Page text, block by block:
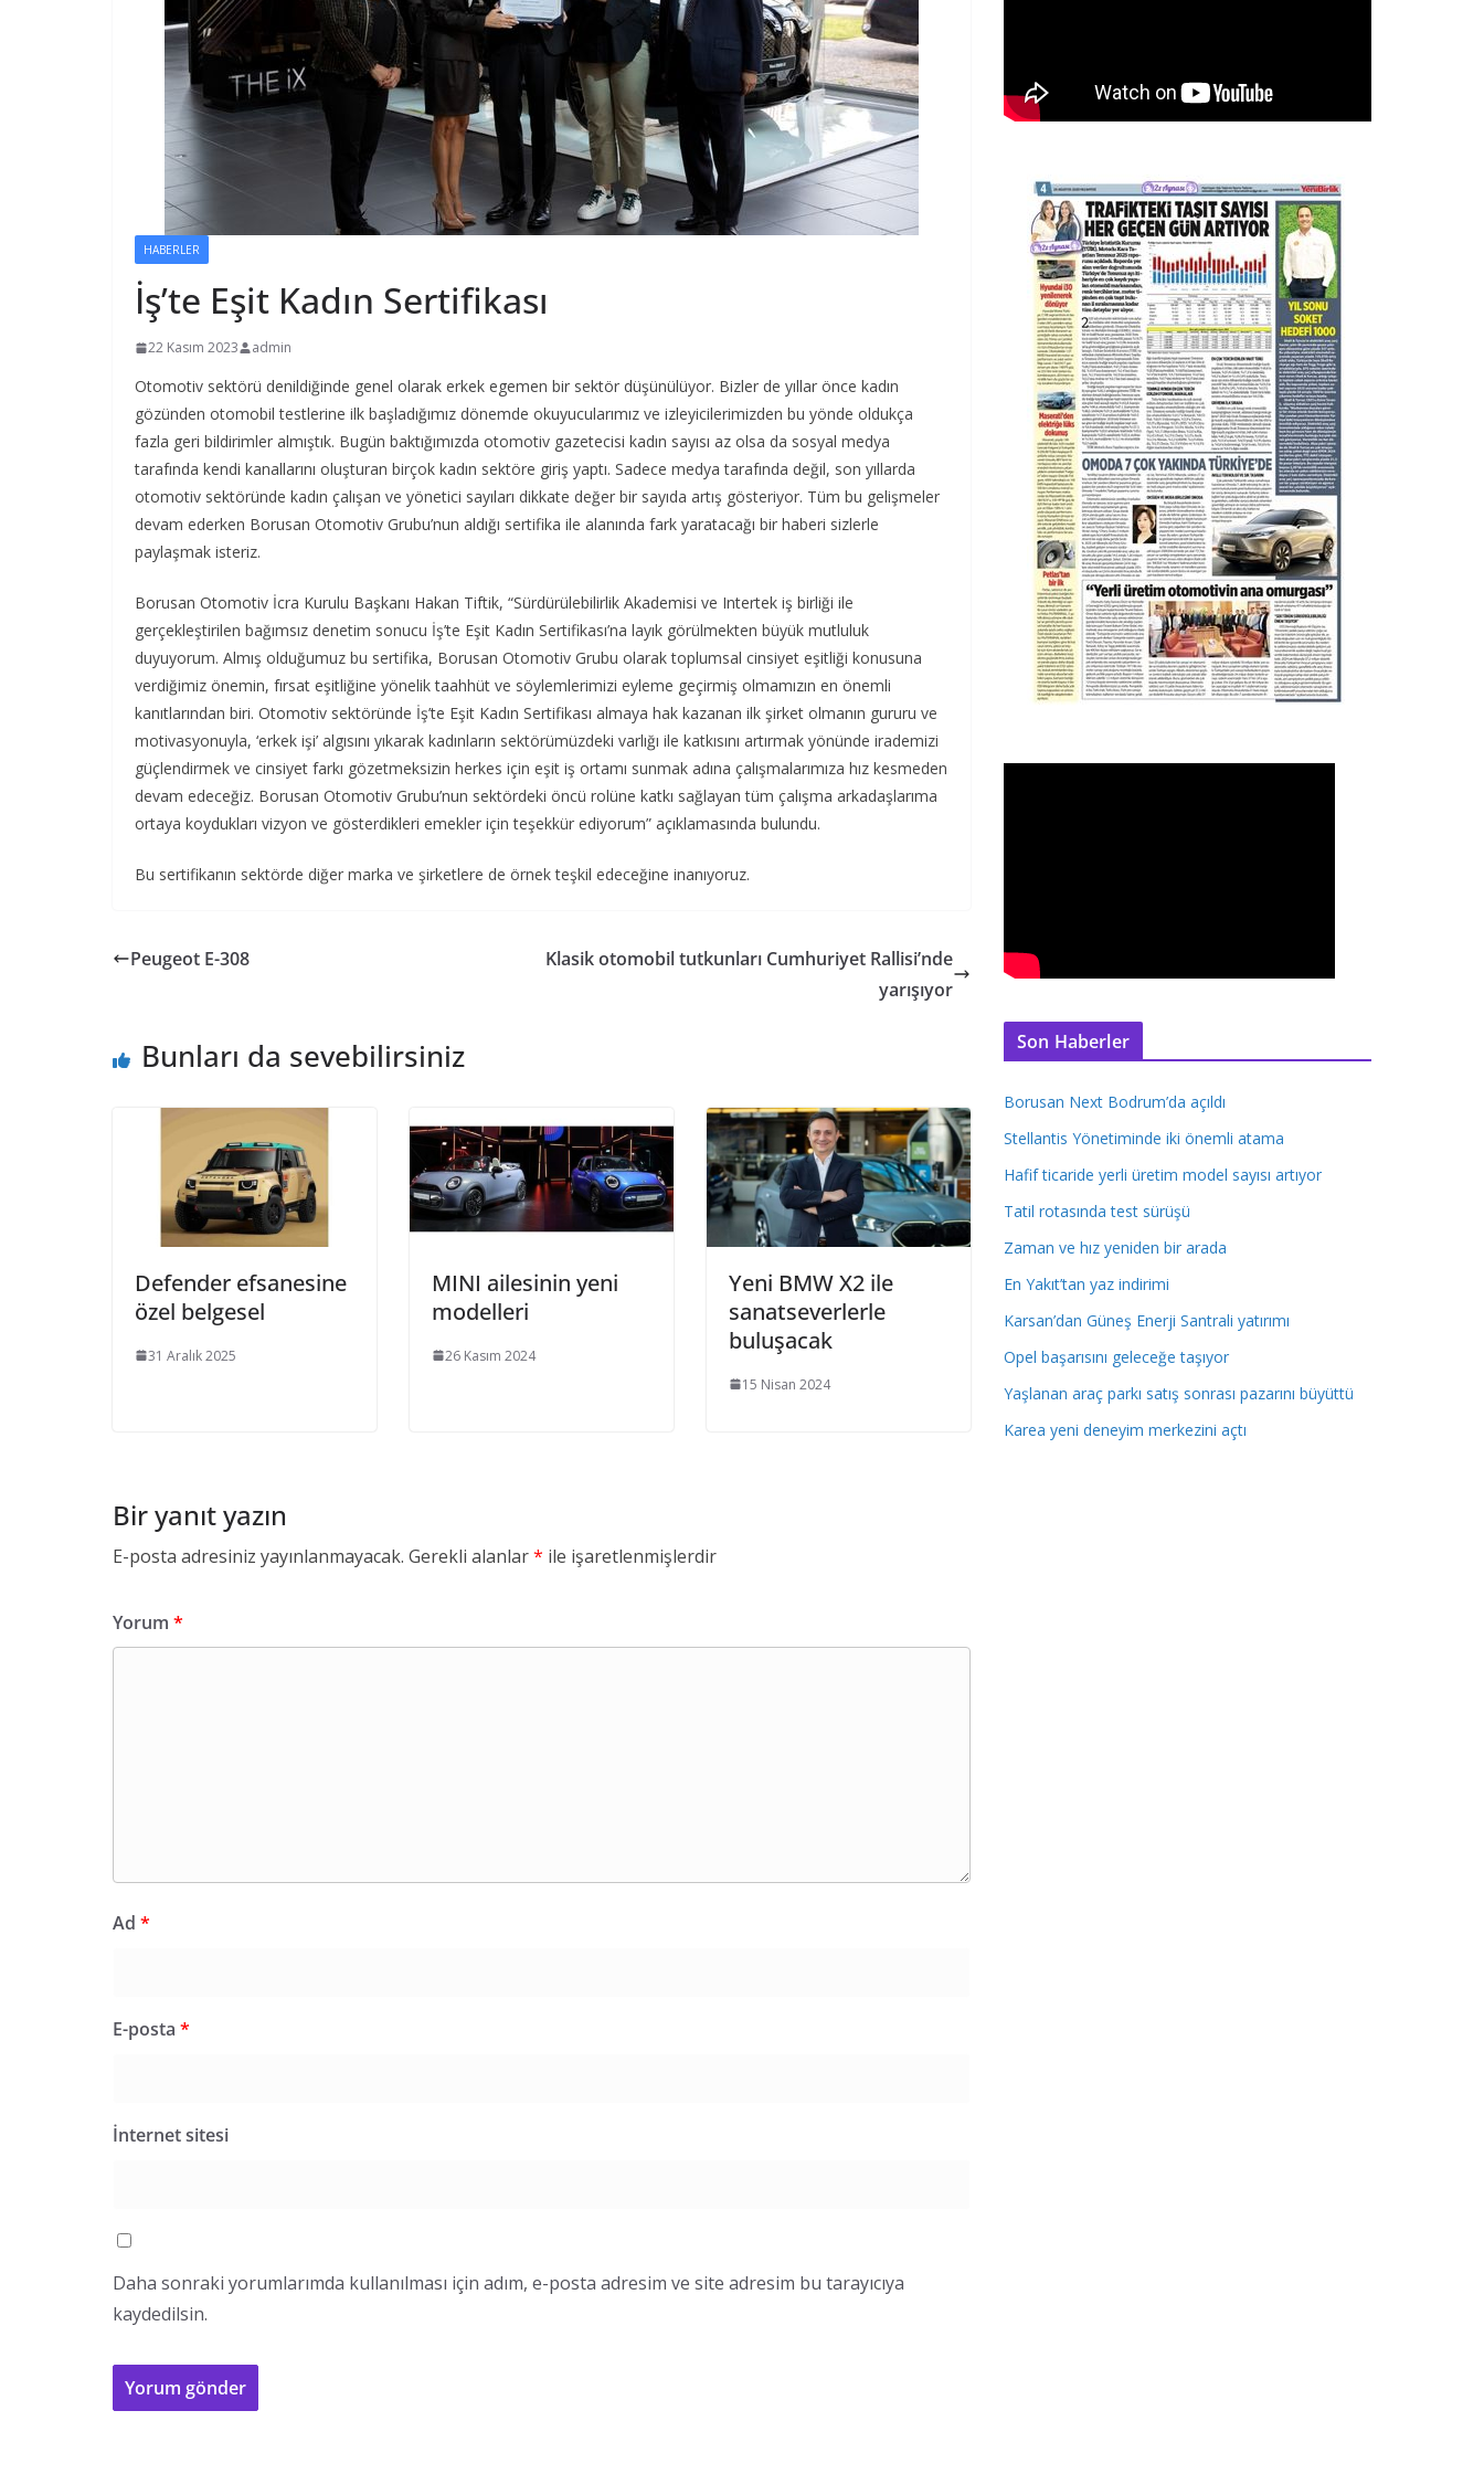
HABERLER
İş’te Eşit Kadın Sertifikası
22 Kasım 2023 admin
Otomotiv sektörü denildiğinde genel olarak erkek egemen bir sektör düşünülüyor. Bizler de yıllar önce kadın
gözünden otomobil testlerine ilk başladığımız dönemde okuyucularımız ve izleyicilerimizden bu yönde oldukça
fazla geri bildirimler almıştık. Bugün baktığımızda otomotiv gazetecisi kadın sayısı az olsa da sosyal medya
tarafında kendi kanallarını oluşturan birçok kadın sektöre giriş yaptı. Sadece medya tarafında değil, son yıllarda
otomotiv sektöründe kadın çalışan ve yönetici sayıları dikkate değer bir sayıda artış gösteriyor. Tüm bu gelişmeler
devam ederken Borusan Otomotiv Grubu’nun aldığı sertifika ile alanında fark yaratacağı bir haberi sizlerle
paylaşmak isteriz.
Borusan Otomotiv İcra Kurulu Başkanı Hakan Tiftik, “Sürdürülebilirlik Akademisi ve Intertek iş birliği ile
gerçekleştirilen bağımsız denetim sonucu İş’te Eşit Kadın Sertifikası’na layık görülmekten büyük mutluluk
duyuyorum. Almış olduğumuz bu sertifika, Borusan Otomotiv Grubu olarak toplumsal cinsiyet eşitliği konusuna
verdiğimiz önemin, fırsat eşitliğine yönelik taahhüt ve söylemlerimizi eyleme geçirmiş olmamızın en önemli
kanıtlarından biri. Otomotiv sektöründe İş’te Eşit Kadın Sertifikası almaya hak kazanan ilk şirket olmanın gururu ve
motivasyonuyla, ‘erkek işi’ algısını yıkarak kadınların sektörümüzdeki varlığı ile katkısını artırmak yönünde irademizi
güçlendirmek ve cinsiyet farkı gözetmeksizin herkes için eşit iş ortamı sunmak adına çalışmalarımıza hız kesmeden
devam edeceğiz. Borusan Otomotiv Grubu’nun sektördeki öncü rolüne katkı sağlayan tüm çalışma arkadaşlarıma
ortaya koydukları vizyon ve gösterdikleri emekler için teşekkür ediyorum” açıklamasında bulundu.
Bu sertifikanın sektörde diğer marka ve şirketlere de örnek teşkil edeceğine inanıyoruz.
Peugeot E-308
Klasik otomobil tutkunları Cumhuriyet Rallisi’nde
yarışıyor
Bunları da sevebilirsiniz
Defender efsanesine
özel belgesel
31 Aralık 2025
MINI ailesinin yeni
modelleri
26 Kasım 2024
Yeni BMW X2 ile
sanatseverlerle
buluşacak
15 Nisan 2024
Bir yanıt yazın
E-posta adresiniz yayınlanmayacak. Gerekli alanlar* ile işaretlenmişlerdir
Yorum *
Ad *
E-posta *
İnternet sitesi
Daha sonraki yorumlarımda kullanılması için adım, e-posta adresim ve site adresim bu tarayıcıya
kaydedilsin.
Son Haberler
Borusan Next Bodrum’da açıldı
Stellantis Yönetiminde iki önemli atama
Hafif ticaride yerli üretim model sayısı artıyor
Tatil rotasında test sürüşü
Zaman ve hız yeniden bir arada
En Yakıt’tan yaz indirimi
Karsan’dan Güneş Enerji Santrali yatırımı
Opel başarısını geleceğe taşıyor
Yaşlanan araç parkı satış sonrası pazarını büyüttü
Karea yeni deneyim merkezini açtı